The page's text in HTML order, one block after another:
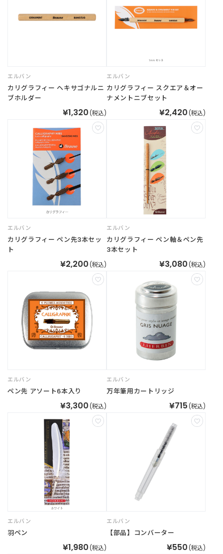
エルバン
カリグラフィー ヘキサゴナルニ
ブホルダー
¥1,320 (税込)
エルバン
カリグラフィー スクエア＆オー
ナメントニブセット
¥2,420 (税込)
エルバン
カリグラフィー ペン先3本セッ
ト
¥2,200 (税込)
エルバン
カリグラフィー ペン軸＆ペン先
3本セット
¥3,080 (税込)
エルバン
ペン先 アソート6本入り
¥3,300 (税込)
エルバン
万年筆用カートリッジ
¥715 (税込)
エルバン
羽ペン
¥1,980 (税込)
エルバン
【部品】コンバーター
¥550 (税込)